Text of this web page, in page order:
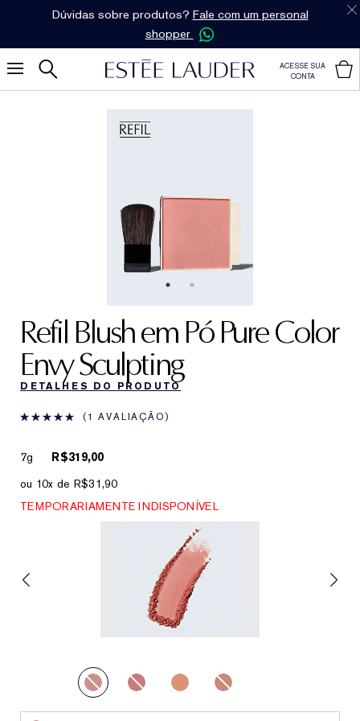
Dúvidas sobre produtos? Fale com um personal
shopper
ACESSE SUA
CONTA
Refil Blush em Pó Pure Color
Envy Sculpting
DETALHES DO PRODUTO
1 AVALIAÇÃO
7g
R$319,00
ou 10x de R$31,90
TEMPORARIAMENTE INDISPONÍVEL